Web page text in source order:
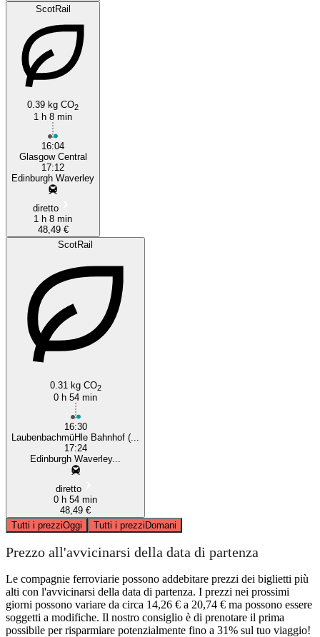
ScotRail
0.39 kg CO2
1 h 8 min
16:04
Glasgow Central
17:12
Edinburgh Waverley
diretto
1 h 8 min
48,49 €
ScotRail
0.31 kg CO2
0 h 54 min
16:30
LaubenbachmüHle Bahnhof (...
17:24
Edinburgh Waverley...
diretto
0 h 54 min
48,49 €
Tutti i prezziOggi Tutti i prezziDomani
Prezzo all'avvicinarsi della data di partenza
Le compagnie ferroviarie possono addebitare prezzi dei biglietti più
alti con l'avvicinarsi della data di partenza. I prezzi nei prossimi
giorni possono variare da circa 14,26 € a 20,74 € ma possono essere
soggetti a modifiche. Il nostro consiglio è di prenotare il prima
possibile per risparmiare potenzialmente fino a 31% sul tuo viaggio!